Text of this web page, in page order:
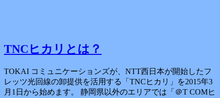
TNCヒカリとは？
TOKAI コミュニケーションズが、NTT西日本が開始したフ
レッツ光回線の卸提供を活用する「TNCヒカリ」を2015年3
月1日から始めます。 静岡県以外のエリアでは「＠T COMヒ